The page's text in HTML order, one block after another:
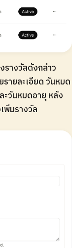
รางวัลดังกล่าว
ายละเอียด วันหมด
ะวันหมดอายุ หลัง
พิ่มรางวัล